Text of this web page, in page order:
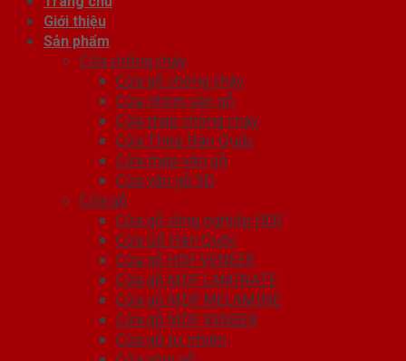
Giới thiệu
Sản phẩm
Cửa chống cháy
Cửa gỗ chống cháy
Cửa nhôm vân gỗ
Cửa thép chống cháy
Cửa Thép Hàn Quốc
Cửa thép vân gỗ
Cửa vân gỗ 5D
Cửa gỗ
Cửa gỗ công nghiệp HDF
Cửa Gỗ Hàn Quốc
Cửa gỗ HDF VENEER
Cửa gỗ MDF LAMINATE
Cửa gỗ MDF MELAMINE
Cửa gỗ MDF VENEER
Cửa gỗ tự nhiên